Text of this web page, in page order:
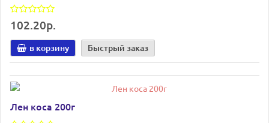
102.20р.
в корзину Быстрый заказ
Лен коса 200г